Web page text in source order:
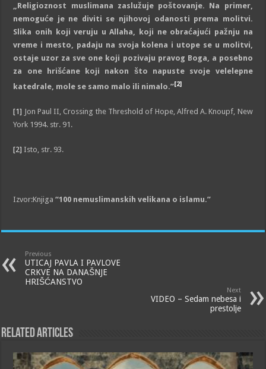
„Religioznost muslimana zaslužuje poštovanje. Na primer,
nemoguće je ne diviti se njihovoj odanosti prema molitvi.
Slika onih koji veruju u Allaha, koji ne obraćajući pažnju na
vreme i mesto, padaju na svoja kolena i utope se u molitvi,
ostaje uzor za sve one koji pozivaju pravog Boga, a posebno
za one hrišćane koji nakon što napuste svoje velelepne
katedrale, mole se samo malo ili nimalo.”[2]
[1] Jon Paul II, Crossing the Threshold of Hope, Alfred A. Knoupf, New
York 1994. str. 91.
[2] Isto, str. 93.
Izvor:Knjiga“100 nemuslimanskih velikana o islamu.”
Previous
UTICAJ PAVLA I PAVLOVE
CRKVE NA DANAŠNJE
HRIŠĆANSTVO
Next
VIDEO – Sedam nebesa i
prestolje
Related Articles